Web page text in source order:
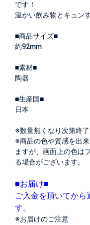
です！
温かい飲み物とキュン
■商品サイズ■
約92mm
■素材■
陶器
■生産国■
日本
※数量無くなり次第終
※商品の色や質感を出
ますが、画面上の色は
る場合がございます。
■お届け■
ご入金を頂いてから
す。
※お届けのご注意